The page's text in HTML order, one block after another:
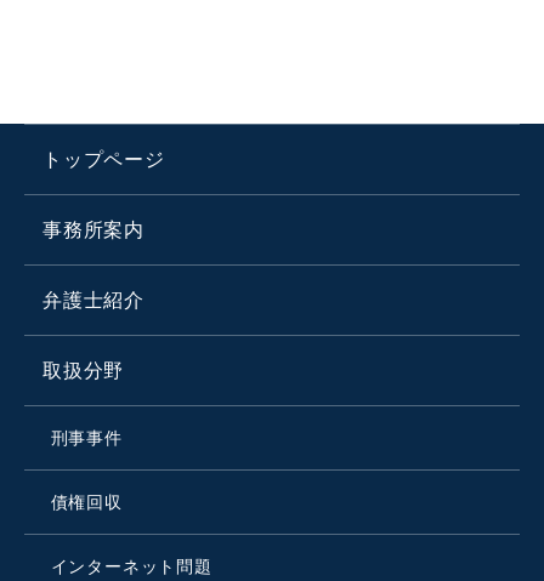
トップページ
事務所案内
弁護士紹介
取扱分野
刑事事件
債権回収
インターネット問題